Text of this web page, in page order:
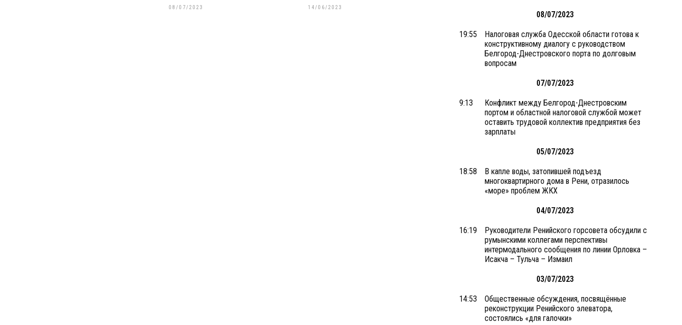
08/07/2023 14/06/2023
08/07/2023
19:55
Налоговая служба Одесской области готова к
конструктивному диалогу с руководством
Белгород-Днестровского порта по долговым
вопросам
07/07/2023
9:13
Конфликт между Белгород-Днестровским
портом и областной налоговой службой может
оставить трудовой коллектив предприятия без
зарплаты
05/07/2023
18:58
В капле воды, затопившей подъезд
многоквартирного дома в Рени, отразилось
«море» проблем ЖКХ
04/07/2023
16:19
Руководители Ренийского горсовета обсудили с
румынскими коллегами перспективы
интермодального сообщения по линии Орловка –
Исакча – Тульча – Измаил
03/07/2023
14:53
Общественные обсуждения, посвящённые
реконструкции Ренийского элеватора,
состоялись «для галочки»